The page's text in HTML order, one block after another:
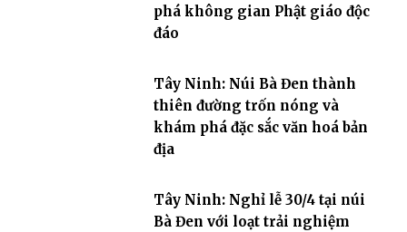
phá không gian Phật giáo độc
đáo
Tây Ninh: Núi Bà Đen thành
thiên đường trốn nóng và
khám phá đặc sắc văn hoá bản
địa
Tây Ninh: Nghỉ lễ 30/4 tại núi
Bà Đen với loạt trải nghiệm